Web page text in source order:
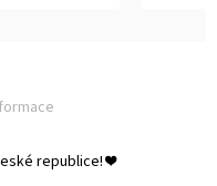
republice!❤️